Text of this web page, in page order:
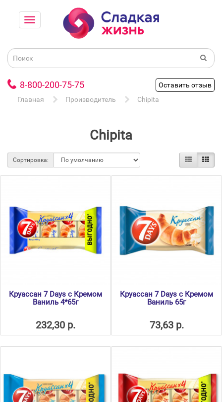
8-800-200-75-75
Оставить отзыв
Главная
Производитель Chipita
Chipita
Сортировка:
Круассан 7 Days с Кремом
Ваниль 4*65г
232,30 р.
Круассан 7 Days с Кремом
Ваниль 65г
73,63 р.